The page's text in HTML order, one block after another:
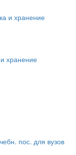
хранение